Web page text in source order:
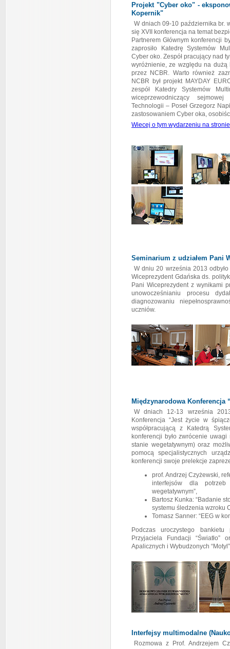
Projekt "Cyber oko" -
Kopernik"
W dniach 09-10 października br.
się XVII konferencja na temat
Partnerem Głównym konferencji
zaprosiło Katedrę Systemów
Cyber oko. Zespół pracujący nad
wyróżnienie, ze względu na
przez NCBR. Warto również
NCBR był projekt MAYDAY
zespół Katedry Systemów
wiceprzewodniczący
Technologii – Poseł Grzegorz
zastosowaniem Cyber oka,
Wiecej o tym wydarzeniu na
Seminarium z udziałem Pani
W dniu 20 września 2013
Wiceprezydent Gdańska ds.
Pani Wiceprezydent z wynikami
unowocześnianiu procesu
diagnozowaniu
uczniów.
Międzynarodowa Konferencja
W dniach 12-13 września
Konferencja “Jest życie w
współpracującą z Katedrą
konferencji było zwrócenie
stanie wegetatywnym) oraz
pomocą specjalistycznych
konferencji swoje prelekcje
prof. Andrzej Czyżewski,
interfejsów dla
wegetatywnym”,
Bartosz Kunka: “Badanie
systemu śledzenia wzroku
Tomasz Sanner: “EEG w
Podczas uroczystego bankietu
Przyjaciela Fundacji “Światło”
Apalicznych i Wybudzonych
Interfejsy multimodalne
Rozmowa z Prof. Andrzejem